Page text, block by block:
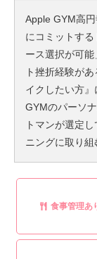
Apple GYM高
にコミットす
ース選択が可
ト挫折経験が
イクしたい方
GYMのパーソ
トマンが選定
ニングに取り組
食事管理あ